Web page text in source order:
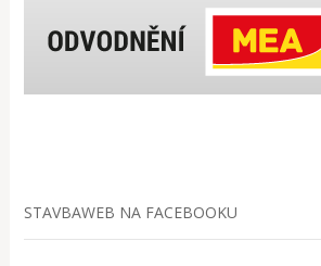
STAVBAWEB NA FACEBOOKU